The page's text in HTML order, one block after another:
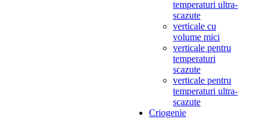
temperaturi ultra-
scazute
verticale cu
volume mici
verticale pentru
temperaturi
scazute
verticale pentru
temperaturi ultra-
scazute
Criogenie